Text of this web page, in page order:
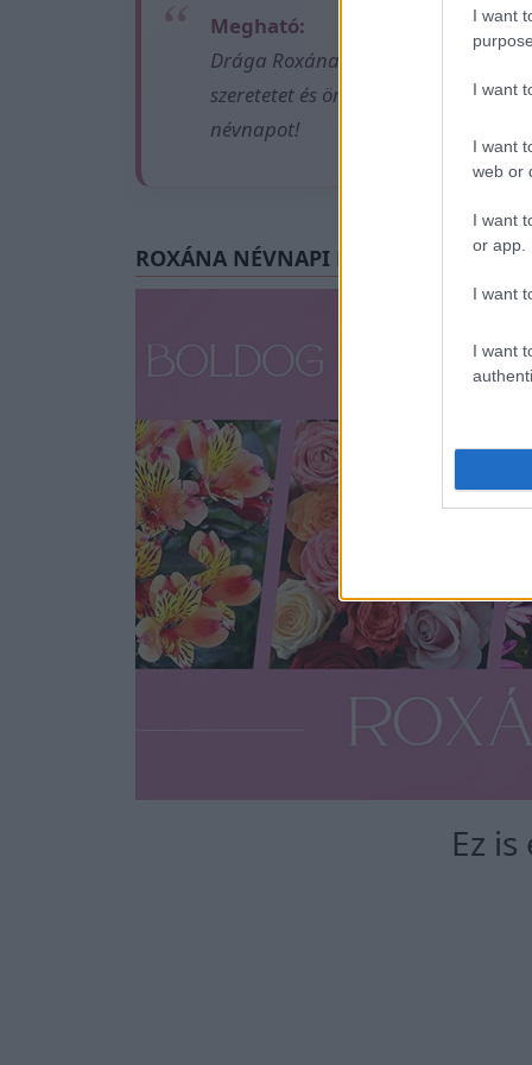
I want
I want
I want
web or
I want
or app.
I want
I want
Megható:
Drága Roxána! Köszönöm, hogy
szeretetet és örömet kapj vissza az
névnapot!
ROXÁNA NÉVNAPI KÉPESLAP
Ez